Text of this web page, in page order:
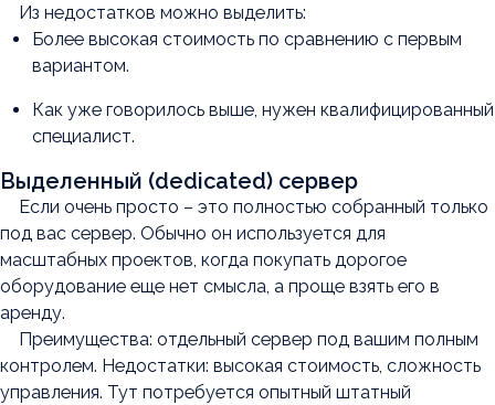
Из недостатков можно выделить:
Более высокая стоимость по сравнению с первым
вариантом.
Как уже говорилось выше, нужен квалифицированный
специалист.
Выделенный (dedicated) сервер
Если очень просто – это полностью собранный только
под вас сервер. Обычно он используется для
масштабных проектов, когда покупать дорогое
оборудование еще нет смысла, а проще взять его в
аренду.
Преимущества: отдельный сервер под вашим полным
контролем. Недостатки: высокая стоимость, сложность
управления. Тут потребуется опытный штатный